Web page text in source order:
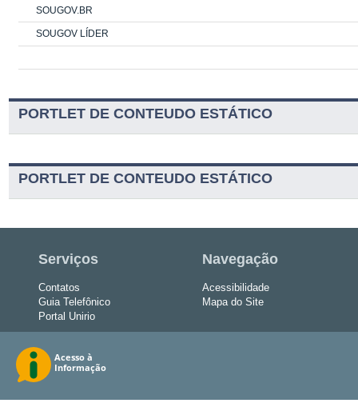
SOUGOV.BR
SOUGOV LÍDER
PORTLET DE CONTEUDO ESTÁTICO
PORTLET DE CONTEUDO ESTÁTICO
Serviços
Contatos
Guia Telefônico
Portal Unirio
Navegação
Acessibilidade
Mapa do Site